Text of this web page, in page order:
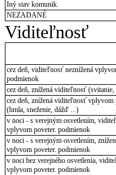
Iný stav komunik.
NEZADANÉ
Viditeľnosť
cez deň, viditeľnosť neznížená
podmienok
cez deň, znížená viditeľnosť (svitanie,
cez deň, znížená viditeľnosť vplyvom
(hmla, sneženie, dážď ...)
v noci - s verejným osvetlením,
vplyvom poveter. podmienok
v noci - s verejným osvetlením,
vplyvom poveter. podmienok
v noci bez verejného osvetlenia,
vplyvom poveter. podmienok